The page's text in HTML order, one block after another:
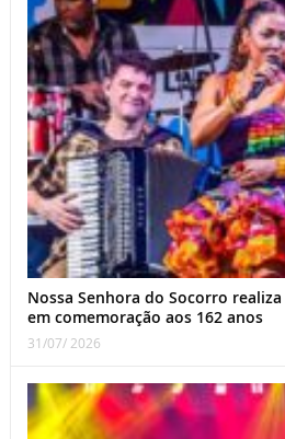
Nossa Senhora do Socorro
em comemoração aos 162 anos
31/07/ 2026